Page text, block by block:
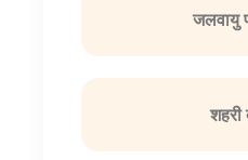
जलवायु
शहरी